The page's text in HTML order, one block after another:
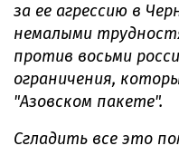
за ее агрессию в
немалыми
против восьми
ограничения,
"Азовском пакете".
Сгладить все это